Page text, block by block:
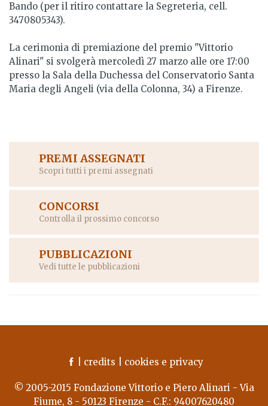
Bando (per il ritiro contattare la Segreteria, cell.
3470805343).
La cerimonia di premiazione del premio "Vittorio
Alinari" si svolgerà mercoledì 27 marzo alle ore 17:00
presso la Sala della Duchessa del Conservatorio Santa
Maria degli Angeli (via della Colonna, 34) a Firenze.
PREMI ASSEGNATI
Scopri tutti i premi assegnati
CONCORSI
Controlla il prossimo concorso
PUBBLICAZIONI
Vedi tutte le pubblicazioni
credits cookies e privacy
© 2005-2015 Fondazione Vittorio e Piero Alinari - Via
Fiume, 8 - 50123 Firenze - C.F.: 94007620480